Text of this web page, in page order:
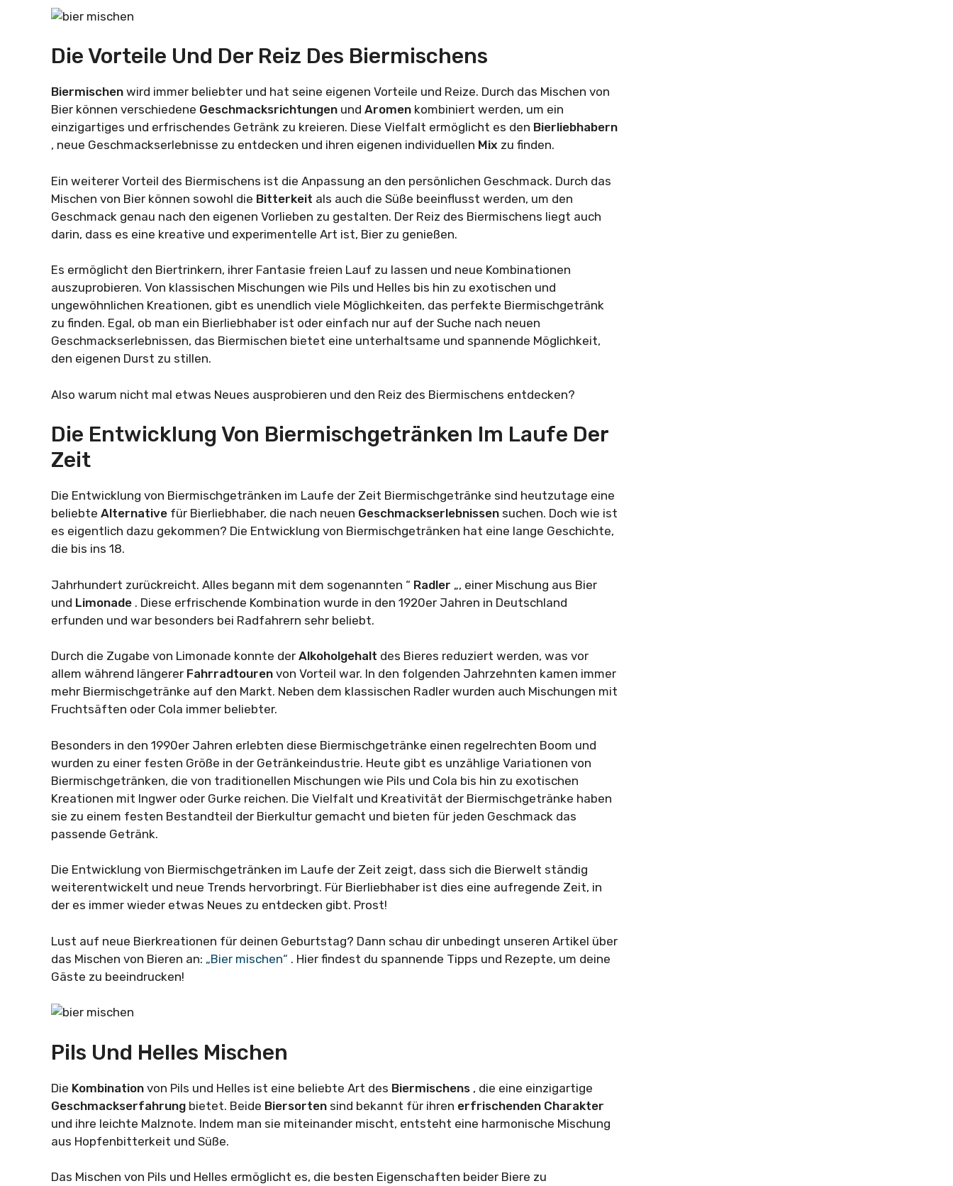
Die Vorteile Und Der Reiz Des Biermischens
Biermischen wird immer beliebter und hat seine eigenen Vorteile und Reize. Durch das Mischen von
Bier können verschiedene Geschmacksrichtungen und Aromen kombiniert werden, um ein
einzigartiges und erfrischendes Getränk zu kreieren. Diese Vielfalt ermöglicht es den Bierliebhabern
, neue Geschmackserlebnisse zu entdecken und ihren eigenen individuellen Mix zu finden.
Ein weiterer Vorteil des Biermischens ist die Anpassung an den persönlichen Geschmack. Durch das
Mischen von Bier können sowohl die Bitterkeit als auch die Süße beeinflusst werden, um den
Geschmack genau nach den eigenen Vorlieben zu gestalten. Der Reiz des Biermischens liegt auch
darin, dass es eine kreative und experimentelle Art ist, Bier zu genießen.
Es ermöglicht den Biertrinkern, ihrer Fantasie freien Lauf zu lassen und neue Kombinationen
auszuprobieren. Von klassischen Mischungen wie Pils und Helles bis hin zu exotischen und
ungewöhnlichen Kreationen, gibt es unendlich viele Möglichkeiten, das perfekte Biermischgetränk
zu finden. Egal, ob man ein Bierliebhaber ist oder einfach nur auf der Suche nach neuen
Geschmackserlebnissen, das Biermischen bietet eine unterhaltsame und spannende Möglichkeit,
den eigenen Durst zu stillen.
Also warum nicht mal etwas Neues ausprobieren und den Reiz des Biermischens entdecken?
Die Entwicklung Von Biermischgetränken Im Laufe Der
Zeit
Die Entwicklung von Biermischgetränken im Laufe der Zeit Biermischgetränke sind heutzutage eine
beliebte Alternative für Bierliebhaber, die nach neuen Geschmackserlebnissen suchen. Doch wie ist
es eigentlich dazu gekommen? Die Entwicklung von Biermischgetränken hat eine lange Geschichte,
die bis ins 18.
Jahrhundert zurückreicht. Alles begann mit dem sogenannten “ Radler „, einer Mischung aus Bier
und Limonade . Diese erfrischende Kombination wurde in den 1920er Jahren in Deutschland
erfunden und war besonders bei Radfahrern sehr beliebt.
Durch die Zugabe von Limonade konnte der Alkoholgehalt des Bieres reduziert werden, was vor
allem während längerer Fahrradtouren von Vorteil war. In den folgenden Jahrzehnten kamen immer
mehr Biermischgetränke auf den Markt. Neben dem klassischen Radler wurden auch Mischungen mit
Fruchtsäften oder Cola immer beliebter.
Besonders in den 1990er Jahren erlebten diese Biermischgetränke einen regelrechten Boom und
wurden zu einer festen Größe in der Getränkeindustrie. Heute gibt es unzählige Variationen von
Biermischgetränken, die von traditionellen Mischungen wie Pils und Cola bis hin zu exotischen
Kreationen mit Ingwer oder Gurke reichen. Die Vielfalt und Kreativität der Biermischgetränke haben
sie zu einem festen Bestandteil der Bierkultur gemacht und bieten für jeden Geschmack das
passende Getränk.
Die Entwicklung von Biermischgetränken im Laufe der Zeit zeigt, dass sich die Bierwelt ständig
weiterentwickelt und neue Trends hervorbringt. Für Bierliebhaber ist dies eine aufregende Zeit, in
der es immer wieder etwas Neues zu entdecken gibt. Prost!
Lust auf neue Bierkreationen für deinen Geburtstag? Dann schau dir unbedingt unseren Artikel über
das Mischen von Bieren an: „Bier mischen“ . Hier findest du spannende Tipps und Rezepte, um deine
Gäste zu beeindrucken!
Pils Und Helles Mischen
Die Kombination von Pils und Helles ist eine beliebte Art des Biermischens , die eine einzigartige
Geschmackserfahrung bietet. Beide Biersorten sind bekannt für ihren erfrischenden Charakter
und ihre leichte Malznote. Indem man sie miteinander mischt, entsteht eine harmonische Mischung
aus Hopfenbitterkeit und Süße.
Das Mischen von Pils und Helles ermöglicht es, die besten Eigenschaften beider Biere zu